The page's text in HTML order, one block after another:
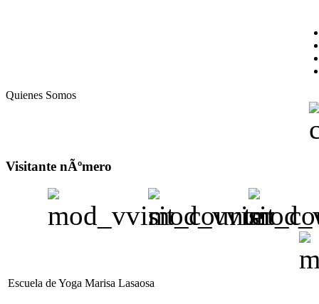
Quienes Somos
Visitante nÃºmero
Escuela de Yoga Marisa Lasaosa